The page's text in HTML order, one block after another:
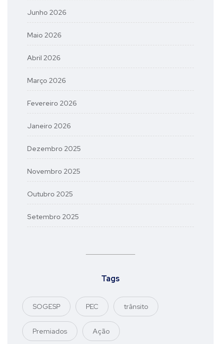
Junho 2026
Maio 2026
Abril 2026
Março 2026
Fevereiro 2026
Janeiro 2026
Dezembro 2025
Novembro 2025
Outubro 2025
Setembro 2025
Tags
SOGESP PEC trânsito
Premiados Ação